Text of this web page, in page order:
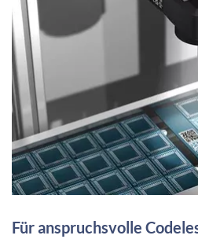
Für anspruchsvolle